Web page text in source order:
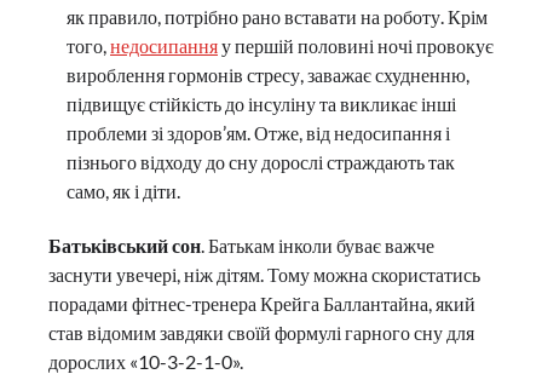
як правило, потрібно рано вставати на роботу. Крім
того, недосипанняу першій половині ночі провокує
вироблення гормонів стресу, заважає схудненню,
підвищує стійкість до інсуліну та викликає інші
проблеми зі здоров’ям. Отже, від недосипання і
пізнього відходу до сну дорослі страждають так
само, як і діти.
Батьківський сон . Батькам інколи буває важче
заснути увечері, ніж дітям. Тому можна скористатись
порадами фітнес-тренера Крейга Баллантайна, який
став відомим завдяки своїй формулі гарного сну для
дорослих «10-3-2-1-0».